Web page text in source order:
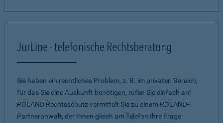
JurLine - telefonische Rechtsberatung
Sie haben ein rechtliches Problem, z. B. im privaten Bereich,
für das Sie eine Auskunft benötigen, rufen Sie einfach an!
ROLAND Rechtsschutz vermittelt Sie zu einem ROLAND-
Partneranwalt, der Ihnen gleich am Telefon Ihre Frage